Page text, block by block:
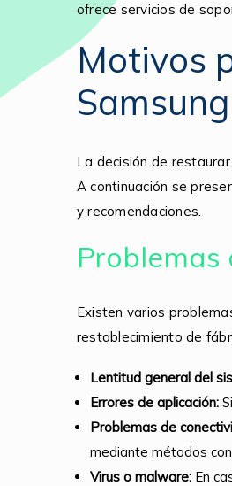
ofrece servicios de
Motivos
Samsung
La decisión de
A continuación se
y recomendaciones.
Problemas
Existen varios
restablecimiento de
Lentitud general del
Errores de aplicación:
Problemas de
mediante métodos
Virus o malware: En